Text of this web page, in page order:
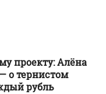
проекту: Алёна
о тернистом
рубль